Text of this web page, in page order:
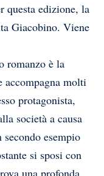
questa edizione, la
Giacobino. Viene
romanzo è la
accompagna molti
protagonista,
società a causa
esempio
si sposi con
una profonda